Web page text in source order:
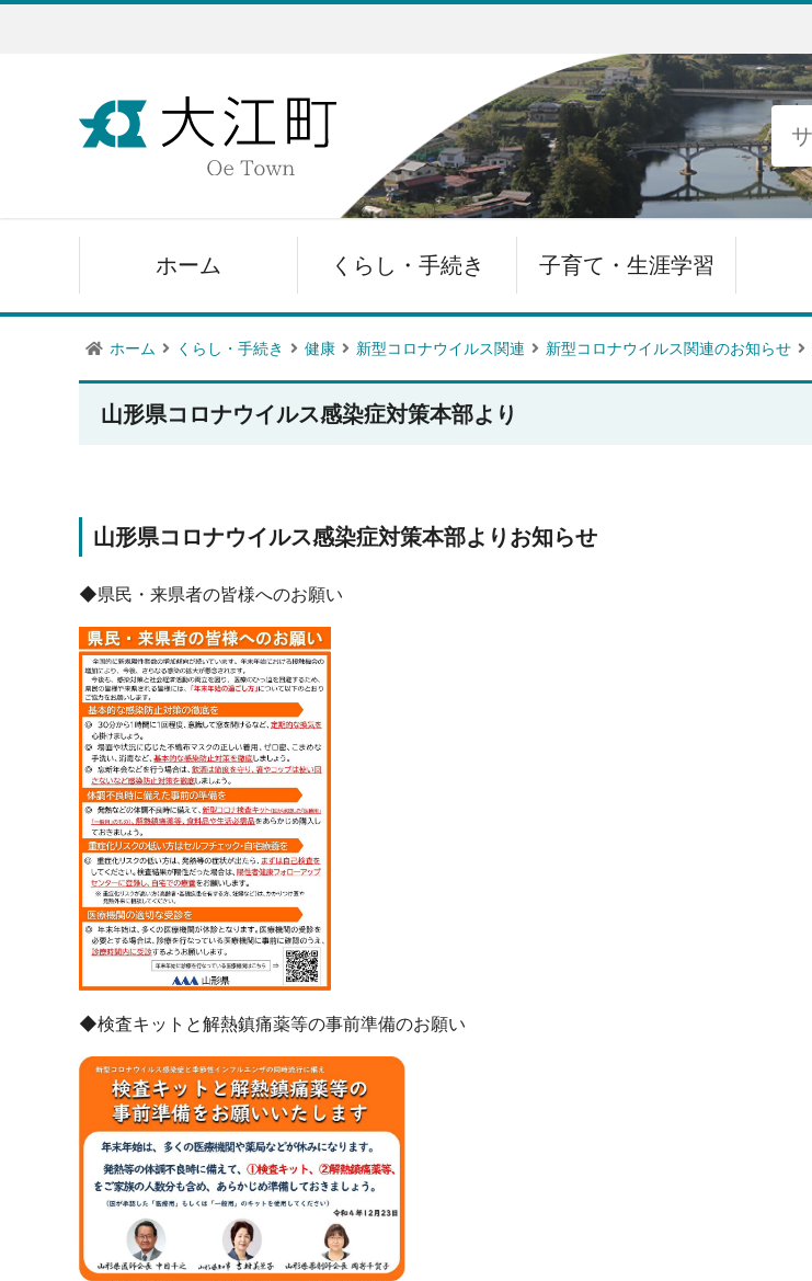
ホーム くらし・手続き 子育て・生涯学習
ホーム くらし・手続き 健康 新型コロナウイルス関連 新型コロナウイルス関連のお知らせ
山形県コロナウイルス感染症対策本部より
山形県コロナウイルス感染症対策本部よりお知らせ
◆県民・来県者の皆様へのお願い
◆検査キットと解熱鎮痛薬等の事前準備のお願い